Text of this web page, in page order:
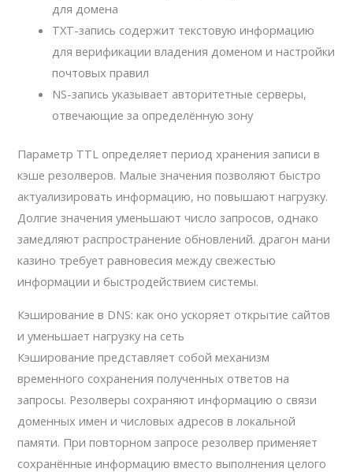
для домена
TXT-запись содержит текстовую информацию
для верификации владения доменом и настройки
почтовых правил
NS-запись указывает авторитетные серверы,
отвечающие за определённую зону
Параметр TTL определяет период хранения записи в
кэше резолверов. Малые значения позволяют быстро
актуализировать информацию, но повышают нагрузку.
Долгие значения уменьшают число запросов, однако
замедляют распространение обновлений. драгон мани
казино требует равновесия между свежестью
информации и быстродействием системы.
Кэширование в DNS: как оно ускоряет открытие сайтов
и уменьшает нагрузку на сеть
Кэширование представляет собой механизм
временного сохранения полученных ответов на
запросы. Резолверы сохраняют информацию о связи
доменных имен и числовых адресов в локальной
памяти. При повторном запросе резолвер применяет
сохранённые информацию вместо выполнения целого